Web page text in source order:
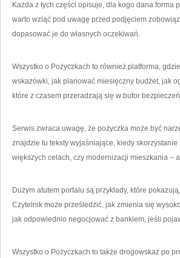
Każda z tych części opisuje, dla kogo dana forma
warto wziąć pod uwagę przed podjęciem
dopasować je do własnych oczekiwań.
Wszystko o Pożyczkach to również platforma,
wskazówki, jak planować miesięczny budżet, jak
które z czasem przeradzają się w bufor
Serwis zwraca uwagę, że pożyczka może być
znajdzie tu teksty wyjaśniające, kiedy
większych celach, czy modernizacji mieszkania –
Dużym atutem portalu są przykłady, które
Czytelnik może prześledzić, jak zmienia się
jak odpowiednio negocjować z bankiem, jeśli
Wszystko o Pożyczkach to także drogowskaz po